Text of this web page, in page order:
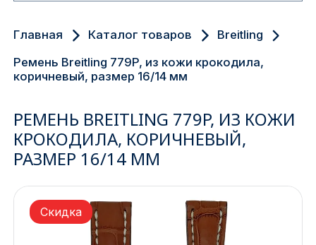
Екатеринбург
Санкт-Петербург
Ижевск
Иркутск
Главная Каталог товаров
Breitling
Ремень Breitling 779P, из кожи крокодила,
коричневый, размер 16/14 мм
РЕМЕНЬ BREITLING 779P, ИЗ КОЖИ
КРОКОДИЛА, КОРИЧНЕВЫЙ,
РАЗМЕР 16/14 ММ
Скидка